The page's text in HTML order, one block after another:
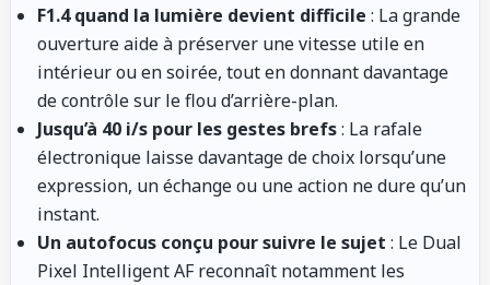
F1.4 quand la lumière devient difficile : La grande
ouverture aide à préserver une vitesse utile en
intérieur ou en soirée, tout en donnant davantage
de contrôle sur le flou d’arrière-plan.
Jusqu’à 40 i/s pour les gestes brefs: La rafale
électronique laisse davantage de choix lorsqu’une
expression, un échange ou une action ne dure qu’un
instant.
Un autofocus conçu pour suivre le sujet : Le Dual
Pixel Intelligent AF reconnaît notamment les